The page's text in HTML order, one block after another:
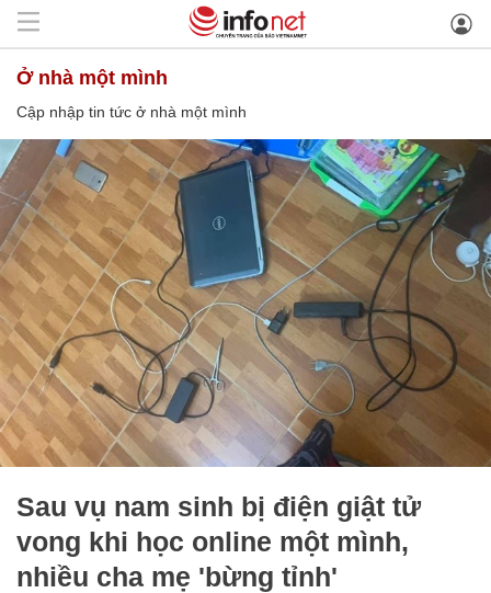
ở nhà một mình
Cập nhập tin tức ở nhà một mình
Sau vụ nam sinh bị điện giật tử
vong khi học online một mình,
nhiều cha mẹ 'bừng tỉnh'